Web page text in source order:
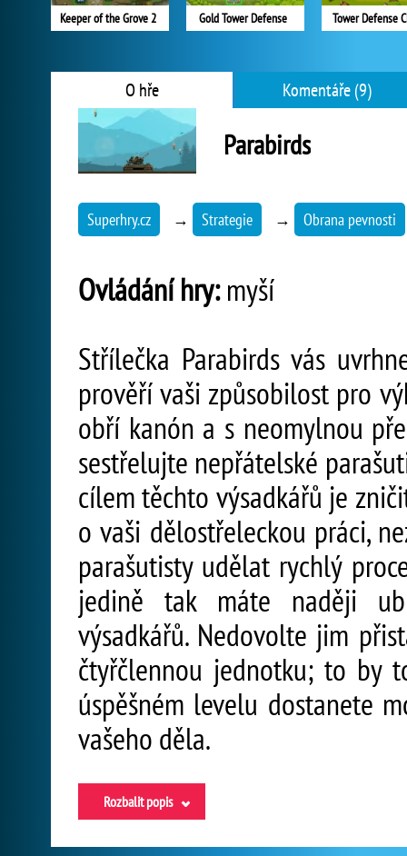
Keeper of the Grove 2 Gold Tower Defense Tower Defense
O hře Komentáře (9)
Parabirds
Superhry.cz → Strategie → Obrana pevnosti
Ovládání hry:myší
Střílečka Parabirds vás
prověří vaši způsobilost pro
obří kanón a s neomylnou
sestřelujte nepřátelské
cílem těchto výsadkářů je
o vaši dělostřeleckou práci,
parašutisty udělat rychlý
jedině tak máte naději
výsadkářů. Nedovolte jim
čtyřčlennou jednotku; to by
úspěšném levelu dostanete
vašeho děla.
Rozbalit popis